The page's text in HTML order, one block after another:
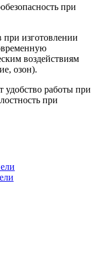
при
изготовлении
воздействиям
озон).
удобство работы при
при